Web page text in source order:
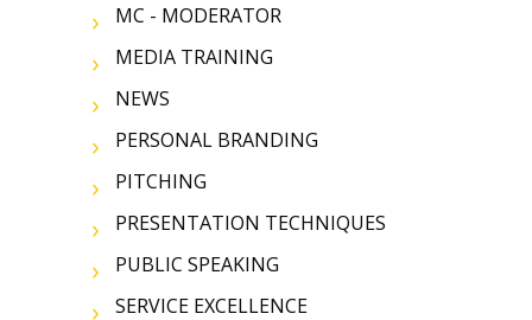
MC - MODERATOR
MEDIA TRAINING
NEWS
PERSONAL BRANDING
PITCHING
PRESENTATION TECHNIQUES
PUBLIC SPEAKING
SERVICE EXCELLENCE